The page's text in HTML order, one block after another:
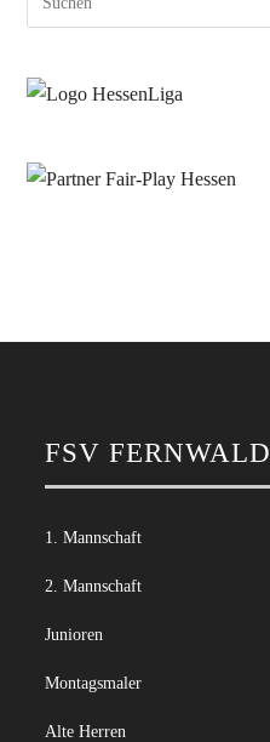
FSV FERNWALD
1. Mannschaft
2. Mannschaft
Junioren
Montagsmaler
Alte Herren